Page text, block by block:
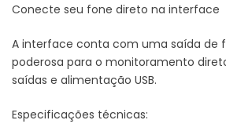
Conecte seu fone direto na interface
A interface conta com uma saída de
poderosa para o monitoramento
saídas e alimentação USB.
Especificações técnicas: